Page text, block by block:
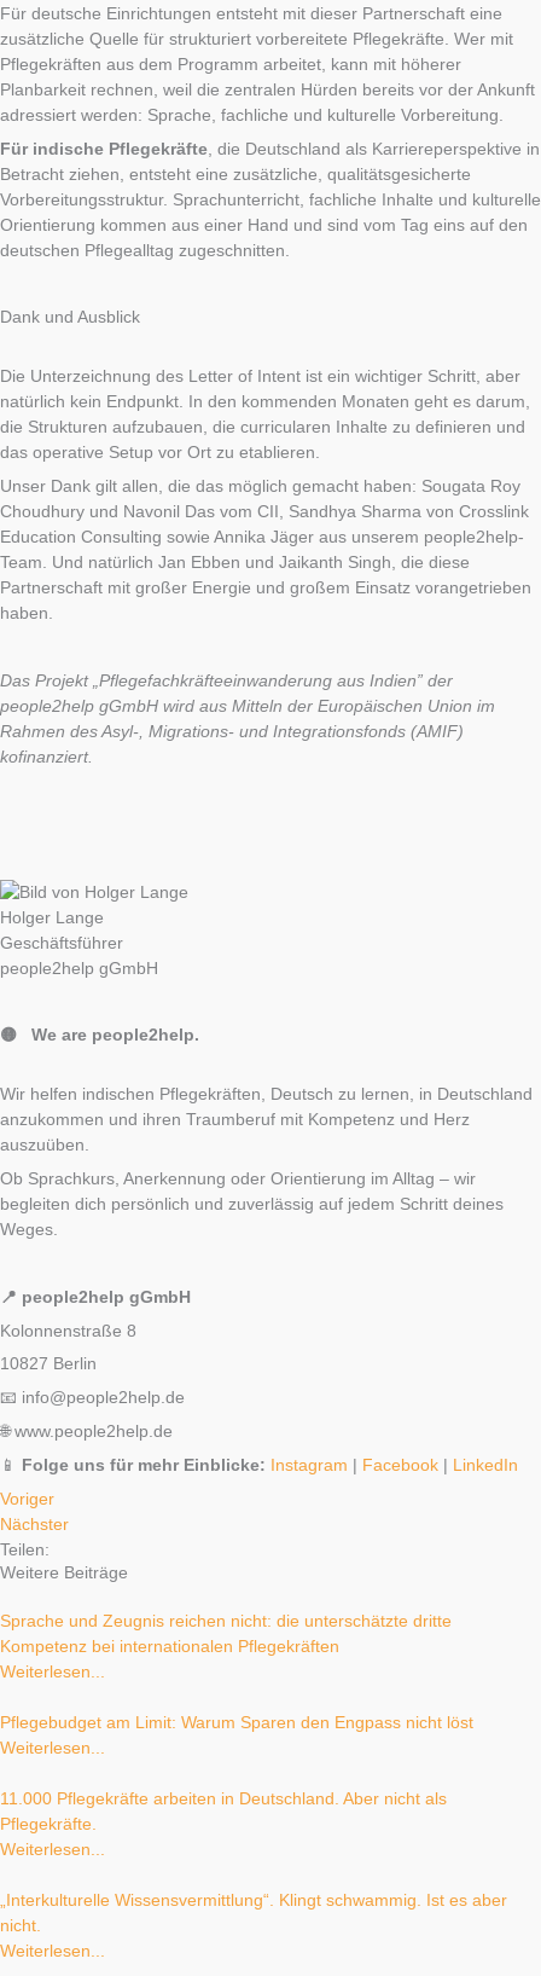
Für deutsche Einrichtungen entsteht mit dieser Partnerschaft eine
zusätzliche Quelle für strukturiert vorbereitete Pflegekräfte. Wer mit
Pflegekräften aus dem Programm arbeitet, kann mit höherer
Planbarkeit rechnen, weil die zentralen Hürden bereits vor der Ankunft
adressiert werden: Sprache, fachliche und kulturelle Vorbereitung.
Für indische Pflegekräfte , die Deutschland als Karriereperspektive in
Betracht ziehen, entsteht eine zusätzliche, qualitätsgesicherte
Vorbereitungsstruktur. Sprachunterricht, fachliche Inhalte und kulturelle
Orientierung kommen aus einer Hand und sind vom Tag eins auf den
deutschen Pflegealltag zugeschnitten.
Dank und Ausblick
Die Unterzeichnung des Letter of Intent ist ein wichtiger Schritt, aber
natürlich kein Endpunkt. In den kommenden Monaten geht es darum,
die Strukturen aufzubauen, die curricularen Inhalte zu definieren und
das operative Setup vor Ort zu etablieren.
Unser Dank gilt allen, die das möglich gemacht haben: Sougata Roy
Choudhury und Navonil Das vom CII, Sandhya Sharma von Crosslink
Education Consulting sowie Annika Jäger aus unserem people2help-
Team. Und natürlich Jan Ebben und Jaikanth Singh, die diese
Partnerschaft mit großer Energie und großem Einsatz vorangetrieben
haben.
Das Projekt „Pflegefachkräfteeinwanderung aus Indien” der
people2help gGmbH wird aus Mitteln der Europäischen Union im
Rahmen des Asyl-, Migrations- und Integrationsfonds (AMIF)
kofinanziert.
Holger Lange
Geschäftsführer
people2help gGmbH
🟡 We are people2help.
Wir helfen indischen Pflegekräften, Deutsch zu lernen, in Deutschland
anzukommen und ihren Traumberuf mit Kompetenz und Herz
auszuüben.
Ob Sprachkurs, Anerkennung oder Orientierung im Alltag – wir
begleiten dich persönlich und zuverlässig auf jedem Schritt deines
Weges.
📍 people2help gGmbH
Kolonnenstraße 8
10827 Berlin
📧 info@people2help.de
🌐 www.people2help.de
📱
Folge uns für mehr Einblicke: Instagram Facebook
LinkedIn
Voriger
Nächster
Teilen:
Weitere Beiträge
Sprache und Zeugnis reichen nicht: die unterschätzte dritte
Kompetenz bei internationalen Pflegekräften
Weiterlesen...
Pflegebudget am Limit: Warum Sparen den Engpass nicht löst
Weiterlesen...
11.000 Pflegekräfte arbeiten in Deutschland. Aber nicht als
Pflegekräfte.
Weiterlesen...
„Interkulturelle Wissensvermittlung“. Klingt schwammig. Ist es aber
nicht.
Weiterlesen...